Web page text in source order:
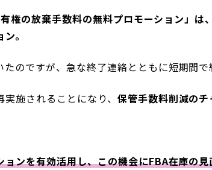
権の放棄手数料の無料プロモーション」
。
たのですが、急な終了連絡とともに短期
施されることになり、 保管手数料削減の
ンを有効活用し、この機会にFBA在庫の